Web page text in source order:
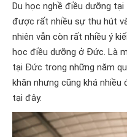
Du học nghề điều dưỡng
được rất nhiều sự thu hút
nhiên vẫn còn rất nhiều ý
học điều dưỡng ở Đức. Là
tại Đức trong những năm
khăn nhưng cũng khá
tại đây.